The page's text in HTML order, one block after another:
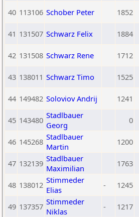
40 113106 Schober Peter 1852
41 131507 Schwarz Felix 1884
42 131508 Schwarz Rene 1712
43 138011 Schwarz Timo 1525
44 149482 Soloviov Andrij 1241
45 143480 Stadlbauer
Georg
0
46 145268 Stadlbauer
Martin
1200
47 132139 Stadlbauer
Maximilian
1763
48 138012 Stimmeder
Elias
- 1245
49 137357 Stimmeder
Niklas
- 1217